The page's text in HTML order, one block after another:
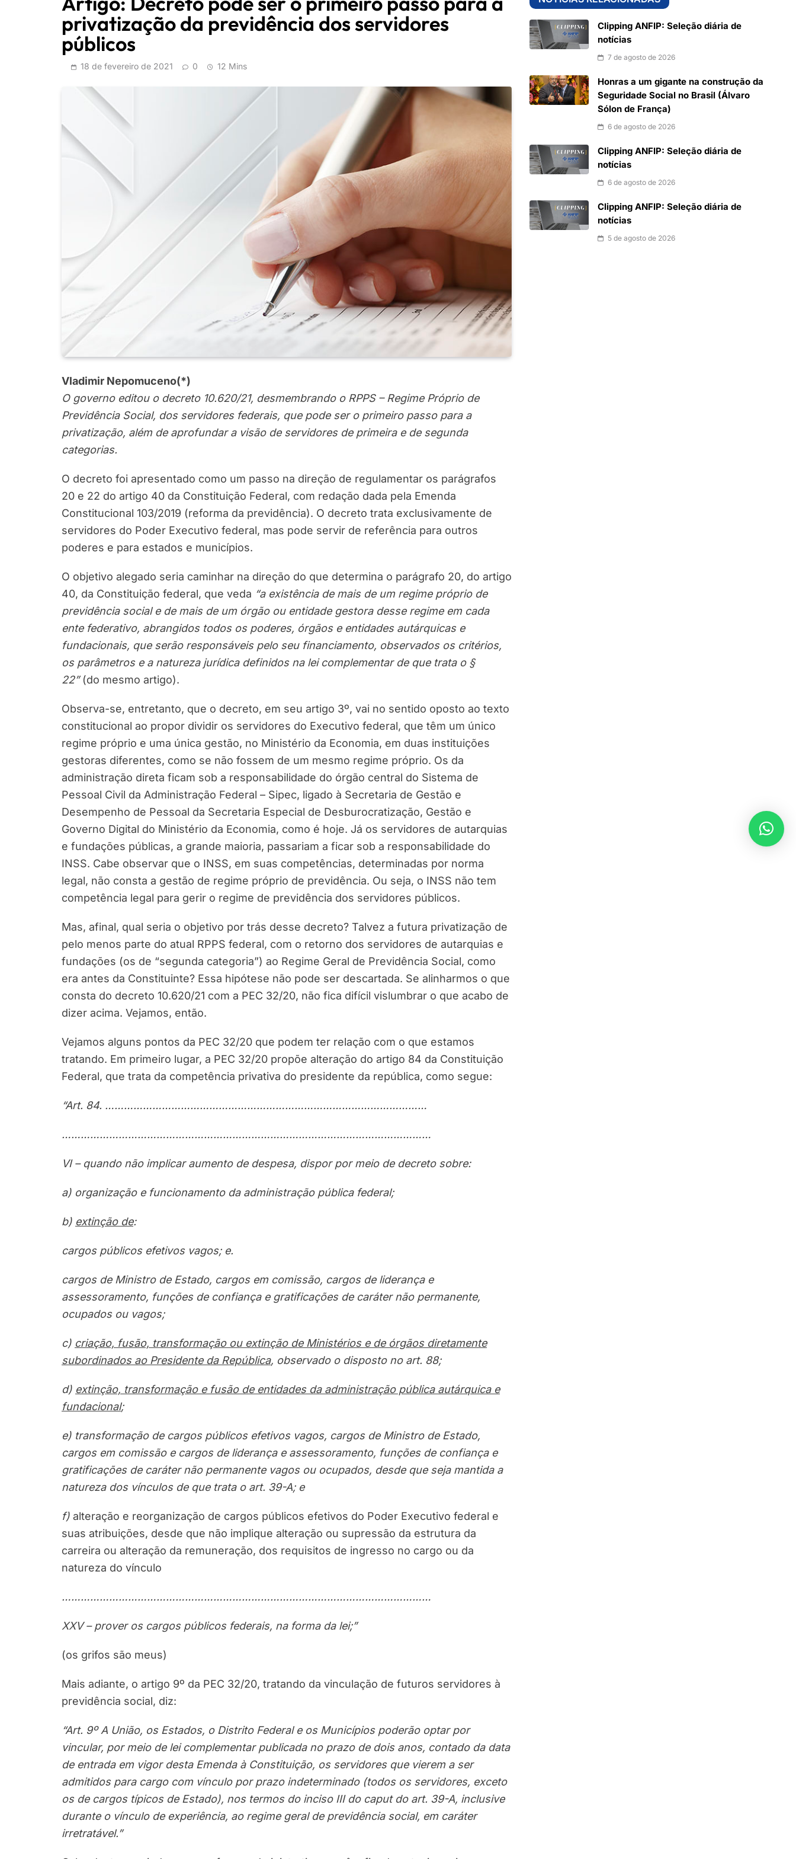
privatização da previdência dos servidores
públicos
18 de fevereiro de 2021 0 12 Mins
Vladimir Nepomuceno(*)
O governo editou o decreto 10.620/21, desmembrando o RPPS – Regime Próprio de
Previdência Social, dos servidores federais, que pode ser o primeiro passo para a
privatização, além de aprofundar a visão de servidores de primeira e de segunda
categorias.
O decreto foi apresentado como um passo na direção de regulamentar os parágrafos
20 e 22 do artigo 40 da Constituição Federal, com redação dada pela Emenda
Constitucional 103/2019 (reforma da previdência). O decreto trata exclusivamente de
servidores do Poder Executivo federal, mas pode servir de referência para outros
poderes e para estados e municípios.
O objetivo alegado seria caminhar na direção do que determina o parágrafo 20, do artigo
40, da Constituição federal, que veda “a existência de mais de um regime próprio de
previdência social e de mais de um órgão ou entidade gestora desse regime em cada
ente federativo, abrangidos todos os poderes, órgãos e entidades autárquicas e
fundacionais, que serão responsáveis pelo seu financiamento, observados os critérios,
os parâmetros e a natureza jurídica definidos na lei complementar de que trata o §
22”(do mesmo artigo).
Observa-se, entretanto, que o decreto, em seu artigo 3º, vai no sentido oposto ao texto
constitucional ao propor dividir os servidores do Executivo federal, que têm um único
regime próprio e uma única gestão, no Ministério da Economia, em duas instituições
gestoras diferentes, como se não fossem de um mesmo regime próprio. Os da
administração direta ficam sob a responsabilidade do órgão central do Sistema de
Pessoal Civil da Administração Federal – Sipec, ligado à Secretaria de Gestão e
Desempenho de Pessoal da Secretaria Especial de Desburocratização, Gestão e
Governo Digital do Ministério da Economia, como é hoje. Já os servidores de autarquias
e fundações públicas, a grande maioria, passariam a ficar sob a responsabilidade do
INSS. Cabe observar que o INSS, em suas competências, determinadas por norma
legal, não consta a gestão de regime próprio de previdência. Ou seja, o INSS não tem
competência legal para gerir o regime de previdência dos servidores públicos.
Mas, afinal, qual seria o objetivo por trás desse decreto? Talvez a futura privatização de
pelo menos parte do atual RPPS federal, com o retorno dos servidores de autarquias e
fundações (os de “segunda categoria”) ao Regime Geral de Previdência Social, como
era antes da Constituinte? Essa hipótese não pode ser descartada. Se alinharmos o que
consta do decreto 10.620/21 com a PEC 32/20, não fica difícil vislumbrar o que acabo de
dizer acima. Vejamos, então.
Vejamos alguns pontos da PEC 32/20 que podem ter relação com o que estamos
tratando. Em primeiro lugar, a PEC 32/20 propõe alteração do artigo 84 da Constituição
Federal, que trata da competência privativa do presidente da república, como segue:
“Art. 84. …………………………………………………………………………………………
………………………………………………………………………………………………………
VI – quando não implicar aumento de despesa, dispor por meio de decreto sobre:
a) organização e funcionamento da administração pública federal;
b) extinção de:
cargos públicos efetivos vagos; e.
cargos de Ministro de Estado, cargos em comissão, cargos de liderança e
assessoramento, funções de confiança e gratificações de caráter não permanente,
ocupados ou vagos;
c) criação, fusão, transformação ou extinção de Ministérios e de órgãos diretamente
subordinados ao Presidente da República, observado o disposto no art. 88;
d) extinção, transformação e fusão de entidades da administração pública autárquica e
fundacional;
e) transformação de cargos públicos efetivos vagos, cargos de Ministro de Estado,
cargos em comissão e cargos de liderança e assessoramento, funções de confiança e
gratificações de caráter não permanente vagos ou ocupados, desde que seja mantida a
natureza dos vínculos de que trata o art. 39-A; e
f) alteração e reorganização de cargos públicos efetivos do Poder Executivo federal e
suas atribuições, desde que não implique alteração ou supressão da estrutura da
carreira ou alteração da remuneração, dos requisitos de ingresso no cargo ou da
natureza do vínculo
………………………………………………………………………………………………………
XXV – prover os cargos públicos federais, na forma da lei;”
(os grifos são meus)
Mais adiante, o artigo 9º da PEC 32/20, tratando da vinculação de futuros servidores à
previdência social, diz:
“Art. 9º A União, os Estados, o Distrito Federal e os Municípios poderão optar por
vincular, por meio de lei complementar publicada no prazo de dois anos, contado da data
de entrada em vigor desta Emenda à Constituição, os servidores que vierem a ser
admitidos para cargo com vínculo por prazo indeterminado (todos os servidores, exceto
os de cargos típicos de Estado), nos termos do inciso III do caput do art. 39-A, inclusive
durante o vínculo de experiência, ao regime geral de previdência social, em caráter
irretratável.”
Clipping ANFIP: Seleção diária de
notícias
7 de agosto de 2026
Honras a um gigante na construção da
Seguridade Social no Brasil (Álvaro
Sólon de França)
6 de agosto de 2026
Clipping ANFIP: Seleção diária de
notícias
6 de agosto de 2026
Clipping ANFIP: Seleção diária de
notícias
5 de agosto de 2026